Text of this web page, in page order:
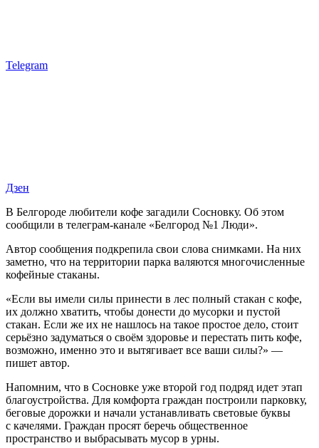
Telegram
Дзен
В Белгороде любители кофе загадили Сосновку. Об этом
сообщили в телеграм-канале «Белгород №1 Люди».
Автор сообщения подкрепила свои слова снимками. На них
заметно, что на территории парка валяются многочисленные
кофейные стаканы.
«Если вы имели силы принести в лес полный стакан с кофе,
их должно хватить, чтобы донести до мусорки и пустой
стакан. Если же их не нашлось на такое простое дело, стоит
серьёзно задуматься о своём здоровье и перестать пить кофе,
возможно, именно это и вытягивает все ваши силы?» —
пишет автор.
Напомним, что в Сосновке уже второй год подряд идет этап
благоустройства. Для комфорта граждан построили парковку,
беговые дорожки и начали устанавливать световые буквы
с качелями. Граждан просят беречь общественное
пространство и выбрасывать мусор в урны.